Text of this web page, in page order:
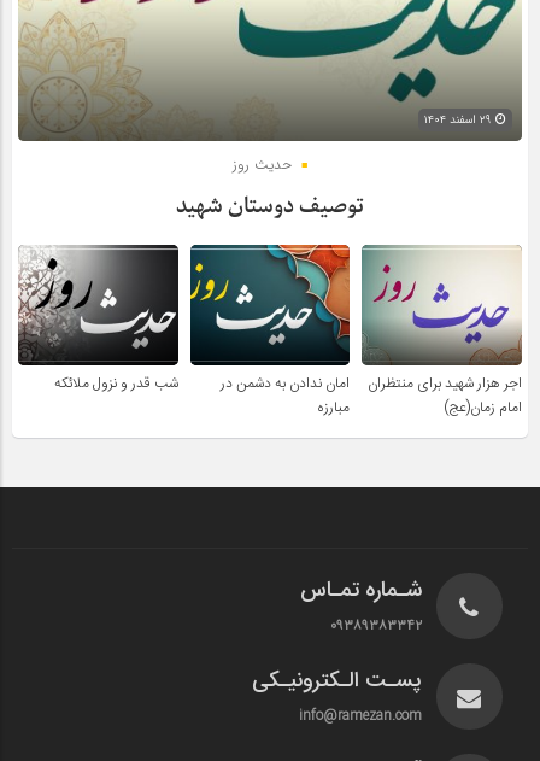
حدیث روز
توصیف دوستان شهید
اجر هزار شهید برای منتظران
امام زمان(عج)
امان ندادن به دشمن در
مبارزه
شب قدر و نزول ملائکه
شـماره تمـاس
۰۹۳۸۹۳۸۳۳۴۲
پسـت الـکترونیـکی
info@ramezan.com